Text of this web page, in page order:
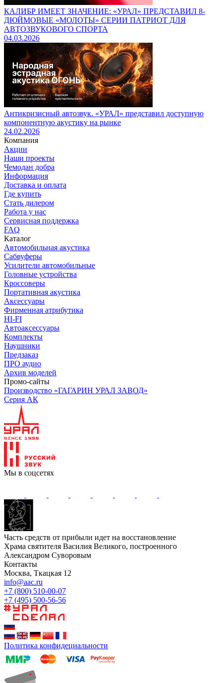
КАЛИБР ИМЕЕТ ЗНАЧЕНИЕ: «УРАЛ» ПРЕДСТАВИЛ 8-
ДЮЙМОВЫЕ «МОЛОТЫ» СЕРИИ ПАТРИОТ ДЛЯ
АВТОЗВУКОВОГО СПОРТА
04.03.2026
Антикризисный автозвук. «УРАЛ» представил доступную
компонентную акустику на рынке
24.02.2026
Компания
Акции
Наши проекты
Чемодан добра
Информация
Доставка и оплата
Где купить
Стать дилером
Работа у нас
Сервисная поддержка
FAQ
Каталог
Автомобильная акустика
Сабвуферы
Усилители автомобильные
Головные устройства
Кроссоверы
Портативная акустика
Аксессуары
Фирменная атрибутика
HI-FI
Автоаксессуары
Комплекты
Наушники
Предзаказ
ПРО аудио
Архив моделей
Промо-сайты
Производство «ГАГАРИН УРАЛ ЗАВОД»
Серия АК
Мы в соцсетях
Часть средств от прибыли идет на восстановление
Храма святителя Василия Великого, построенного
Александром Суворовым
Контакты
Москва, Ткацкая 12
info@aac.ru
+7 (800) 510-00-07
+7 (495) 500-56-56
Политика конфидециальности